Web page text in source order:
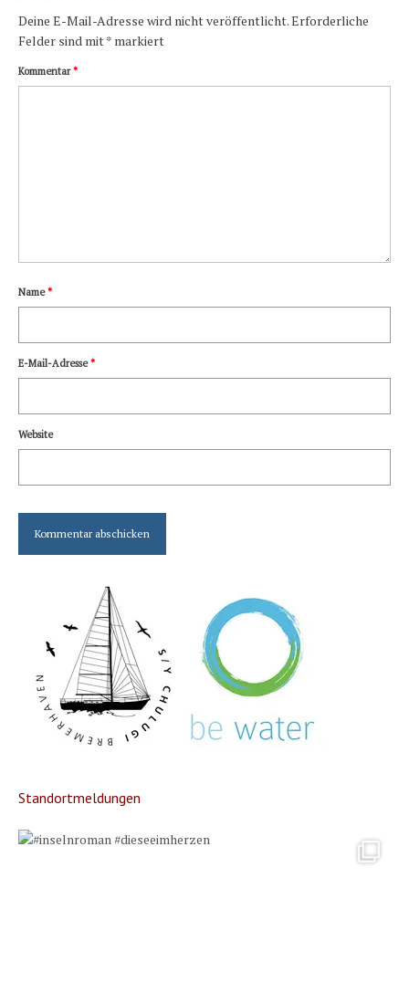
Deine E-Mail-Adresse wird nicht veröffentlicht.Erforderliche
Felder sind mit* markiert
Kommentar*
Name*
E-Mail-Adresse*
Website
Standortmeldungen